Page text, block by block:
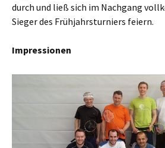
durch und ließ sich im Nachgang
Sieger des Frühjahrsturniers feiern.
Impressionen